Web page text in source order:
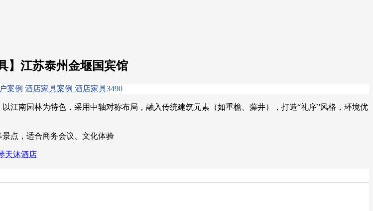
】江苏泰州金堰国宾馆
案例 酒店家具案例 酒店家具3490
江南园林为特色，采用中轴对称布局，融入传统建筑元素（如重檐、藻井），打造“礼序”风格，环境优
点，适合商务会议、文化体验
天沐酒店